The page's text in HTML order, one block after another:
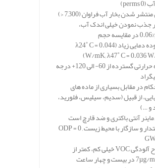
(perms 0)
شدن بخار آب فراوان(7,300 <)
جذب نمودن خیلی اندک آب،
%0.06 در مقایسه حجم
دمایی زیاد (λ24˚ C = 0.044
W/mK; λ47˚ C = 0.036
بازده حرارتی گسترده از 60- الی 120+ درجه
در مقابل بسیاری از ماده های
از قبیل (سدیم، سیلیس، فلورید،
و …)
آنتی باکتری و ضد قارچ است
و سازگار با محیط زیستODP = 0 ,
آلودگیVOCخیلی کم، کمتر از
7µg/در بیست و چهار ساعت